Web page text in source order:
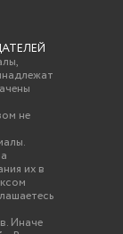
не
их в
Иначе